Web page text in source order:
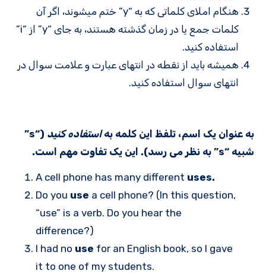
هنگام املای کلماتی که به “y” ختم میشوند، اگر آن
کلمات جمع یا در زمان گذشته هستند، به جای “y” از “i”
استفاده کنید.
همیشه باید از نقطه در انتهای عبارت و علامت سوال در
انتهای سوال استفاده کنید.
به عنوان یک اسم، تلفظ این کلمه بهاستفاده کنید
(“s”
شبیه “s” به نظر می رسد). این یک تفاوت مهم است.
A cell phone has many different uses.
Do you use a cell phone? (In this question,
“use” is a verb. Do you hear the
difference?)
I had no use for an English book, so I gave
it to one of my students.